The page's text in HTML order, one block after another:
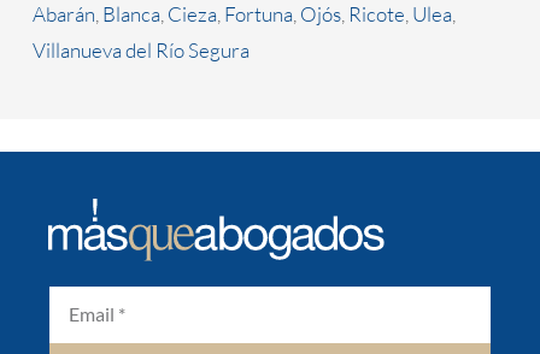
Abarán,Blanca,Cieza,Fortuna,Ojós, Ricote,Ulea,
Villanueva del Río Segura